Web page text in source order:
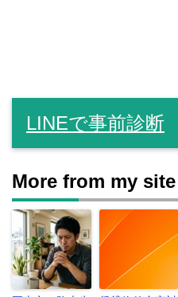
LINEで事前診断
More from my site